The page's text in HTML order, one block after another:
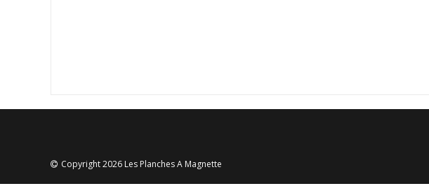
Copyright 2026 Les Planches A Magnette